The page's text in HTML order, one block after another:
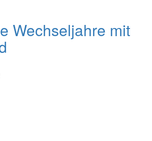
Wechseljahre mit